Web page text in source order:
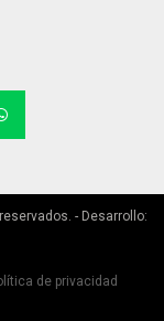
- Desarrollo:
de privacidad